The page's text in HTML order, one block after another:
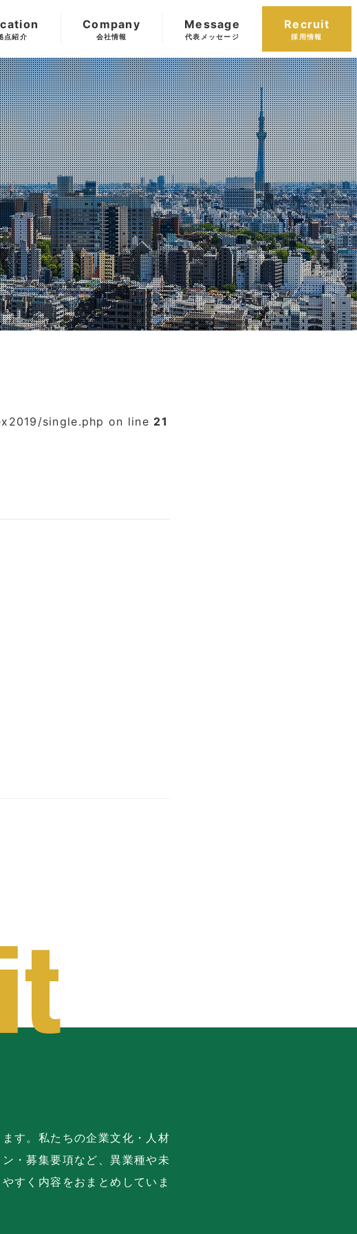
点紹介
Company
会社情報
Message
代表メッセージ
Recruit
採用情報
single.php on line 21
す。私たちの企業文化・人材
・募集要項など、異業種や未
すく内容をおまとめしていま